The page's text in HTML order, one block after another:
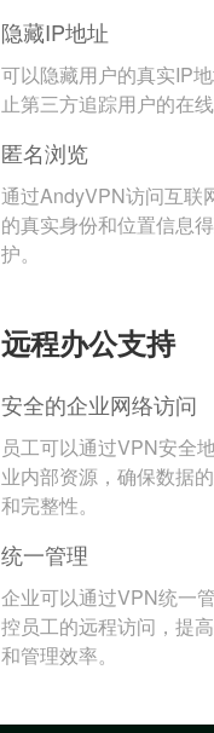
隐藏IP地址
可以隐藏用户的真实IP
止第三方追踪用户的在线
匿名浏览
通过AndyVPN访问互联
的真实身份和位置信息
护。
远程办公支持
安全的企业网络访问
员工可以通过VPN安全
业内部资源，确保数据
和完整性。
统一管理
企业可以通过VPN统一
控员工的远程访问，提
和管理效率。